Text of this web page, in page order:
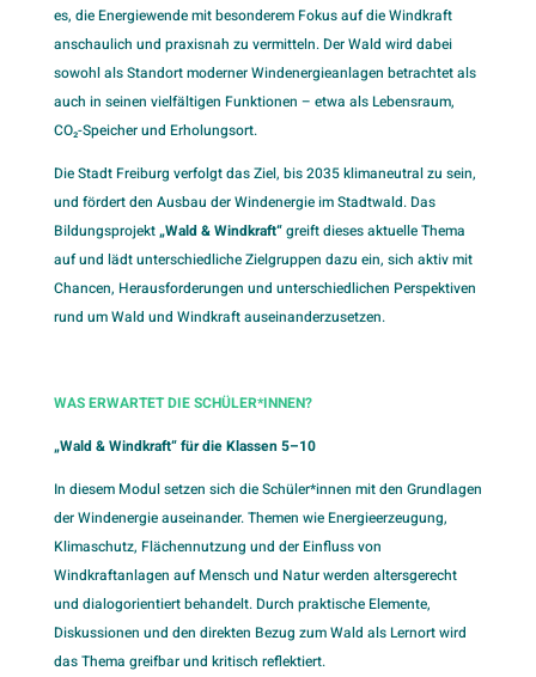
es, die Energiewende mit besonderem Fokus auf die Windkraft
anschaulich und praxisnah zu vermitteln. Der Wald wird dabei
sowohl als Standort moderner Windenergieanlagen betrachtet als
auch in seinen vielfältigen Funktionen – etwa als Lebensraum,
CO₂-Speicher und Erholungsort.
Die Stadt Freiburg verfolgt das Ziel, bis 2035 klimaneutral zu sein,
und fördert den Ausbau der Windenergie im Stadtwald. Das
Bildungsprojekt„Wald & Windkraft“greift dieses aktuelle Thema
auf und lädt unterschiedliche Zielgruppen dazu ein, sich aktiv mit
Chancen, Herausforderungen und unterschiedlichen Perspektiven
rund um Wald und Windkraft auseinanderzusetzen.
WAS ERWARTET DIE SCHÜLER*INNEN?
„Wald & Windkraft“ für die Klassen 5–10
In diesem Modul setzen sich die Schüler*innen mit den Grundlagen
der Windenergie auseinander. Themen wie Energieerzeugung,
Klimaschutz, Flächennutzung und der Einfluss von
Windkraftanlagen auf Mensch und Natur werden altersgerecht
und dialogorientiert behandelt. Durch praktische Elemente,
Diskussionen und den direkten Bezug zum Wald als Lernort wird
das Thema greifbar und kritisch reflektiert.